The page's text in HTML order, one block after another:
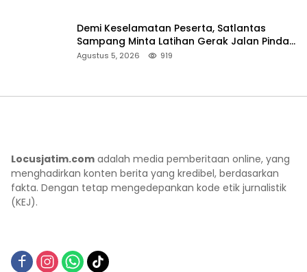
Demi Keselamatan Peserta, Satlantas
Sampang Minta Latihan Gerak Jalan Pindah
ke Lokasi Aman
Agustus 5, 2026 919
Locusjatim.com adalah media pemberitaan online, yang
menghadirkan konten berita yang kredibel, berdasarkan
fakta. Dengan tetap mengedepankan kode etik jurnalistik
(KEJ).